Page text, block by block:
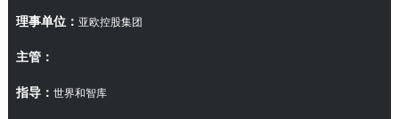
理事单位： 亚欧控股集团
主管：
指导： 世界和智库